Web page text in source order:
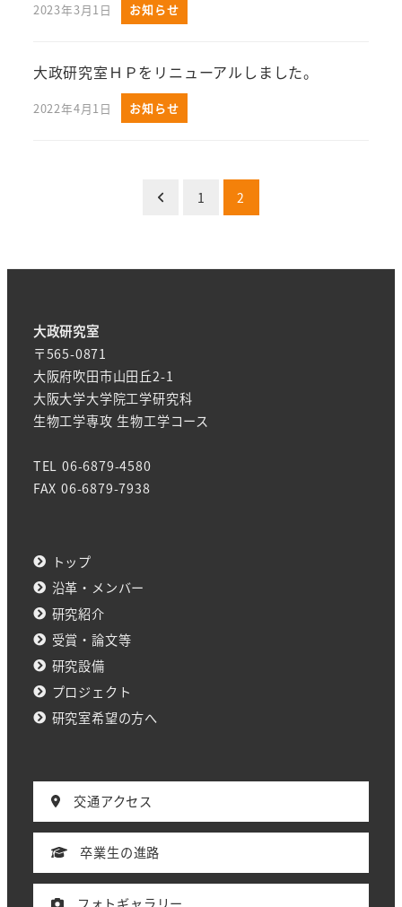
2023年3月1日 お知らせ
大政研究室ＨＰをリニューアルしました。
2022年4月1日 お知らせ
の
ー
ジ
送
り
1 2
大政研究室
〒565-0871
大阪府吹田市山田丘2-1
大阪大学大学院工学研究科
生物工学専攻 生物工学コース
TEL 06-6879-4580
FAX 06-6879-7938
トップ
沿革・メンバー
研究紹介
受賞・論文等
研究設備
プロジェクト
研究室希望の方へ
交通アクセス
卒業生の進路
フォトギャラリー